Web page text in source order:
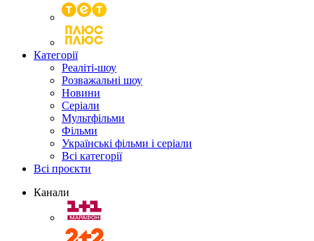
Категорії
Реаліті-шоу
Розважальні шоу
Новини
Серіали
Мультфільми
Фільми
Українські фільми і серіали
Всі категорії
Всі проєкти
Канали